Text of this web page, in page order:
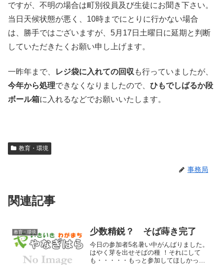
ですが、不明の場合は町別役員及び生徒にお聞き下さい。
当日天候状態が悪く、10時までにとりに行かない場合
は、勝手ではございますが、5月17日土曜日に延期と判断
していただきたくお願い申し上げます。
一昨年まで、 レジ袋に入れての回収 も行っていましたが、
今年から処理できなくなりましたので、 ひもでしばるか段
ボール箱に入れるなどでお願いいたします。
教育・環境
事務局
関連記事
教育・環境 少数精鋭？ そば蒔き完了
今日の参加者5名暑い中がんばりました。
はやく芽を出せそばの種 ！それにして
も・・・・・もっと参加してほしかった